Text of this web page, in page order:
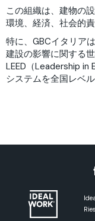
この組織は、建物の
環境、経済、社会的
特に、GBCイタリア
建設の影響に関する
LEED（Leadership in
システムを全国レベ